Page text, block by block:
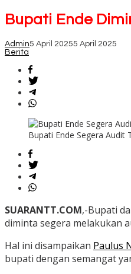
Bupati Ende
Admin5 April 20255 April 2025
Berita
Bupati Ende Segera Audit
SUARANTT.COM,-Bupati
diminta segera melakukan
Hal ini disampaikan Paulus
bupati dengan semangat